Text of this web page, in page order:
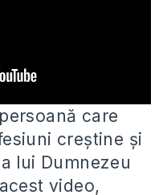
care
creștine și
lui Dumnezeu
video,